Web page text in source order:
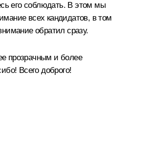
его соблюдать. В этом мы
всех кандидатов, в том
обратил сразу.
прозрачным и более
Всего доброго!